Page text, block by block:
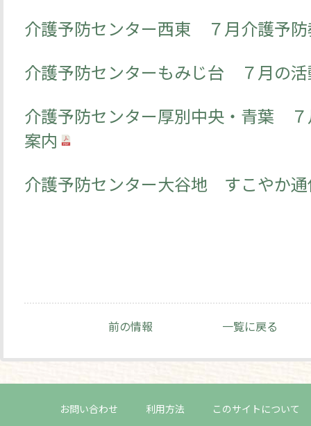
介護予防センター西東 ７月介護予
介護予防センターもみじ台 ７月の
介護予防センター厚別中央・青葉
案内
介護予防センター大谷地 すこやか
前の情報 一覧に戻る
お問い合わせ 利用方法 このサイトについて